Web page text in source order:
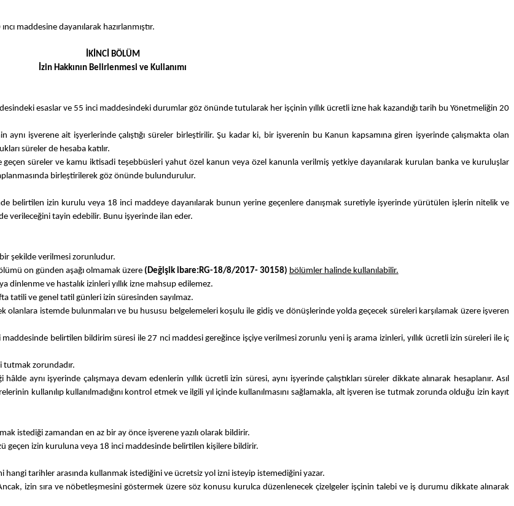
maddesine dayanılarak hazırlanmıştır.
İKİNCİ BÖLÜM
İzin Hakkının Belirlenmesi ve Kullanımı
esaslar ve 55 inci maddesindeki durumlar göz önünde tutularak her işçinin yıllık ücretli izne hak kazandığı tarih bu Yönetmeliğin 20
aynı işverene ait işyerlerinde çalıştığı süreler birleştirilir. Şu kadar ki, bir işverenin bu Kanun kapsamına giren işyerinde çalışmakta olan
süreler de hesaba katılır.
geçen süreler ve kamu iktisadi teşebbüsleri yahut özel kanun veya özel kanunla verilmiş yetkiye dayanılarak kurulan banka ve kuruluşlar
birleştirilerek göz önünde bulundurulur.
belirtilen izin kurulu veya 18 inci maddeye dayanılarak bunun yerine geçenlere danışmak suretiyle işyerinde yürütülen işlerin nitelik ve
verileceğini tayin edebilir. Bunu işyerinde ilan eder.
şekilde verilmesi zorunludur.
on günden aşağı olmamak üzere (Değişik ibare:RG-18/8/2017- 30158) bölümler halinde kullanılabilir.
dinlenme ve hastalık izinleri yıllık izne mahsup edilemez.
tatili ve genel tatil günleri izin süresinden sayılmaz.
olanlara istemde bulunmaları ve bu hususu belgelemeleri koşulu ile gidiş ve dönüşlerinde yolda geçecek süreleri karşılamak üzere işveren
belirtilen bildirim süresi ile 27 nci maddesi gereğince işçiye verilmesi zorunlu yeni iş arama izinleri, yıllık ücretli izin süreleri ile iç
tutmak zorundadır.
aynı işyerinde çalışmaya devam edenlerin yıllık ücretli izin süresi, aynı işyerinde çalıştıkları süreler dikkate alınarak hesaplanır. Asıl
kullanılıp kullanılmadığını kontrol etmek ve ilgili yıl içinde kullanılmasını sağlamakla, alt işveren ise tutmak zorunda olduğu izin kayıt
istediği zamandan en az bir ay önce işverene yazılı olarak bildirir.
geçen izin kuruluna veya 18 inci maddesinde belirtilen kişilere bildirir.
hangi tarihler arasında kullanmak istediğini ve ücretsiz yol izni isteyip istemediğini yazar.
izin sıra ve nöbetleşmesini göstermek üzere söz konusu kurulca düzenlenecek çizelgeler işçinin talebi ve iş durumu dikkate alınarak